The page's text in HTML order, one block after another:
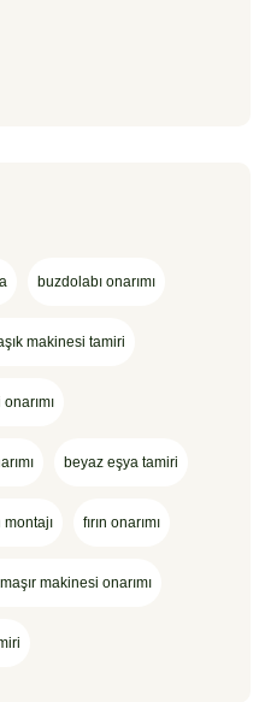
buzdolabı onarımı
makinesi tamiri
beyaz eşya tamiri
montajı fırın onarımı
makinesi onarımı